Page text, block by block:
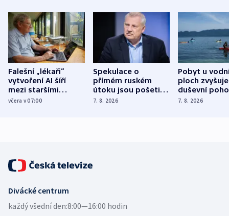
Falešní „lékaři“
vytvoření AI šíří
mezi staršími
Poláky nebezpečné
včera v 07:00
Spekulace o
přímém ruském
útoku jsou pošetilé,
míní estonský
7. 8. 2026
Pobyt u
ploch zvyšuje
duševní
ukázala
7. 8. 2026
Divácké centrum
každý všední den:8:00—16:00 hodin